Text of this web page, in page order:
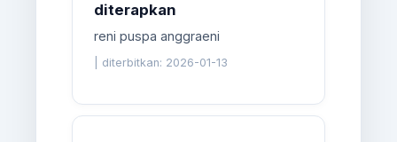
diterapkan
reni puspa anggraeni
diterbitkan: 2026-01-13